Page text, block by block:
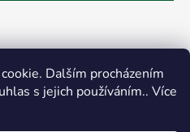
Dalším procházením
s jejich používáním.. Více
informovat o otevření
28.října č.p.816.
HLEDAT